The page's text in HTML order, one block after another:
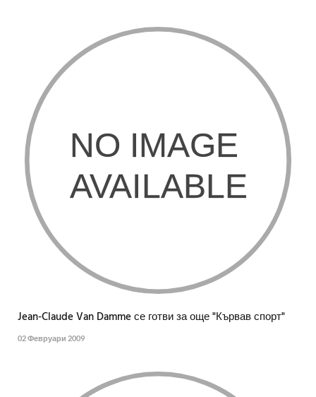
Jean-Claude Van Damme се готви за още "Кървав спорт"
02 Февруари 2009